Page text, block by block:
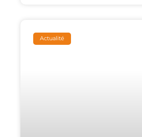
Actualité